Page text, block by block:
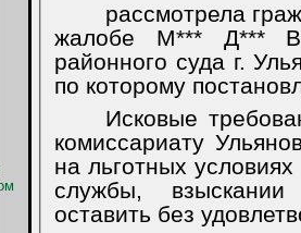
рассмотрела
жалобе М*** Д***
районного суда г.
по которому
Исковые
комиссариату
на льготных
службы,
оставить без